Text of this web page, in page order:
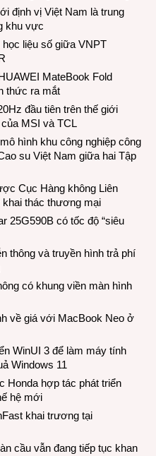
định vị Việt Nam là trung
khu vực
liệu số giữa VNPT
MateBook Fold
thức ra mắt
đầu tiên trên thế giới
MSI và TCL
hình khu công nghiệp công
su Việt Nam giữa hai Tập
Cục Hàng không Liên
khai thác thương mại
25G590B có tốc độ “siêu
thông và truyền hình trả phí
có khung viền màn hình
về giá với MacBook Neo ở
WinUI 3 để làm máy tính
Windows 11
Honda hợp tác phát triển
hệ mới
khai trương tại
cầu vẫn đang tiếp tục khan